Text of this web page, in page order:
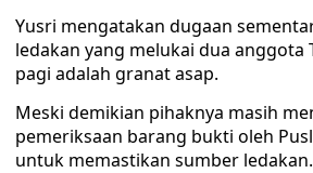
Yusri mengatakan dugaan
ledakan yang melukai dua anggota
pagi adalah granat asap.
Meski demikian pihaknya masih
pemeriksaan barang bukti oleh
untuk memastikan sumber ledakan.